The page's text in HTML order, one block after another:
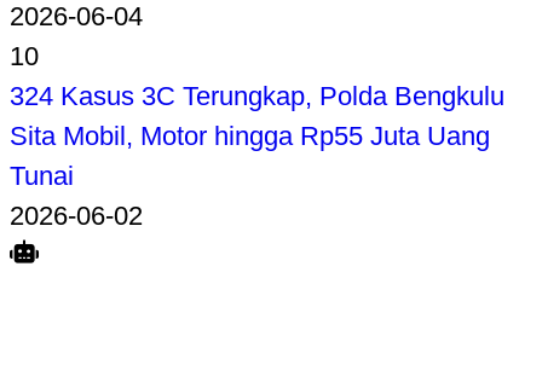
2026-06-04
10
324 Kasus 3C Terungkap, Polda Bengkulu
Sita Mobil, Motor hingga Rp55 Juta Uang
Tunai
2026-06-02